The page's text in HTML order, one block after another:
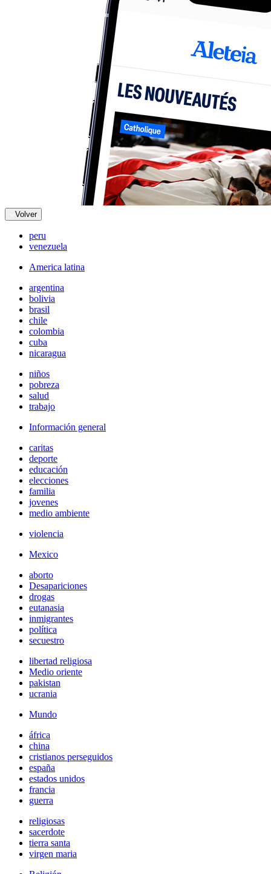
Volver
peru
venezuela
America latina
argentina
bolivia
brasil
chile
colombia
cuba
nicaragua
niños
pobreza
salud
trabajo
Información general
caritas
deporte
educación
elecciones
familia
jovenes
medio ambiente
violencia
Mexico
aborto
Desapariciones
drogas
eutanasia
inmigrantes
política
secuestro
libertad religiosa
Medio oriente
pakistan
ucrania
Mundo
áfrica
china
cristianos perseguidos
españa
estados unidos
francia
guerra
religiosas
sacerdote
tierra santa
virgen maria